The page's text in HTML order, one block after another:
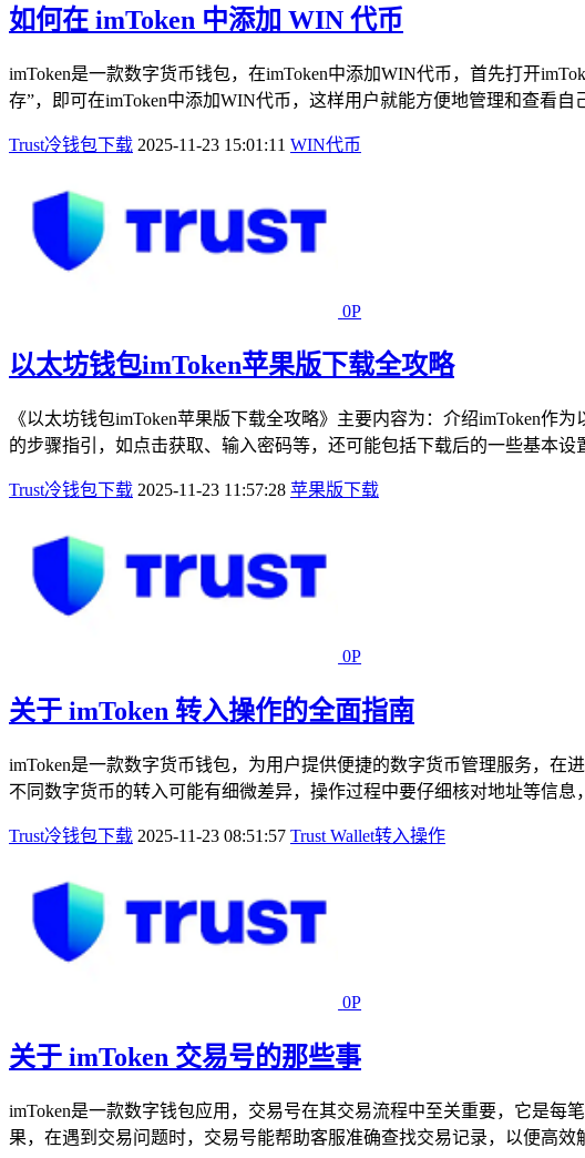
如何在 imToken 中添加 WIN 代币
imToken是一款数字货币钱包，在imToken中添加WIN代币，首先打开
存”，即可在imToken中添加WIN代币，这样用户就能方便地管理和查看
Trust冷钱包下载 2025-11-23 15:01:11 WIN代币
0P
以太坊钱包imToken苹果版下载全攻略
《以太坊钱包imToken苹果版下载全攻略》主要内容为：介绍imToken
的步骤指引，如点击获取、输入密码等，还可能包括下载后的一些基本
Trust冷钱包下载 2025-11-23 11:57:28 苹果版下载
0P
关于 imToken 转入操作的全面指南
imToken是一款数字货币钱包，为用户提供便捷的数字货币管理服务，在
不同数字货币的转入可能有细微差异，操作过程中要仔细核对地址等信
Trust冷钱包下载 2025-11-23 08:51:57 Trust Wallet转入操作
0P
关于 imToken 交易号的那些事
imToken是一款数字钱包应用，交易号在其交易流程中至关重要，它是
果，在遇到交易问题时，交易号能帮助客服准确查找交易记录，以便高